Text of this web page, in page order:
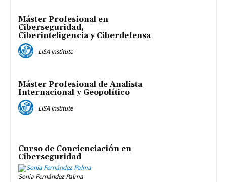
Máster Profesional en
Ciberseguridad,
Ciberinteligencia y Ciberdefensa
LISA Institute
Máster Profesional de Analista
Internacional y Geopolítico
LISA Institute
Curso de Concienciación en
Ciberseguridad
Sonia Fernández Palma